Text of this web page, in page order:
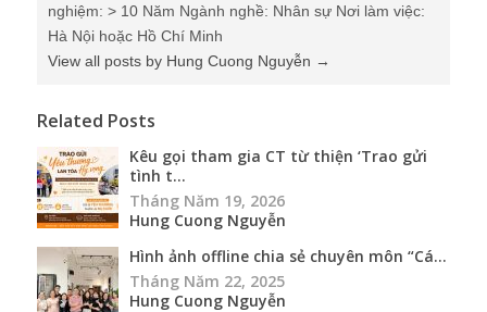
nghiệm: > 10 Năm Ngành nghề: Nhân sự Nơi làm việc:
Hà Nội hoặc Hồ Chí Minh
View all posts by Hung Cuong Nguyễn →
Related Posts
Kêu gọi tham gia CT từ thiện ‘Trao gửi
tình t...
Tháng Năm 19, 2026
Hung Cuong Nguyễn
Hình ảnh offline chia sẻ chuyên môn “Cá...
Tháng Năm 22, 2025
Hung Cuong Nguyễn